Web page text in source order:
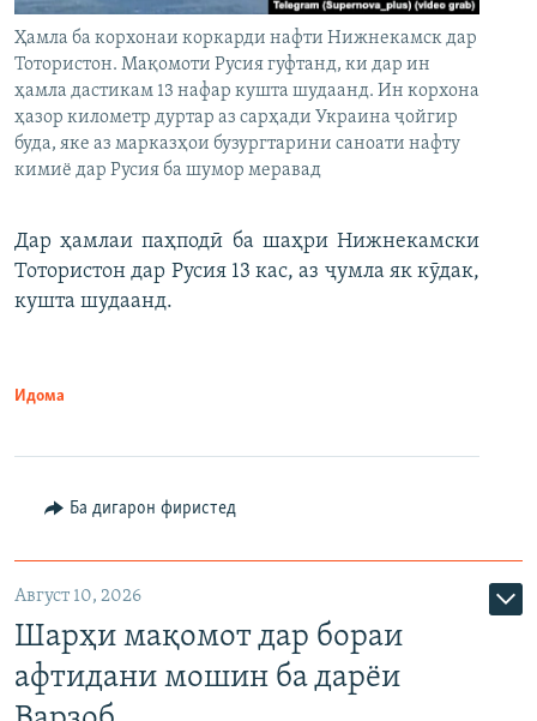
Ҳамла ба корхонаи коркарди нафти Нижнекамск дар
Тотористон. Мақомоти Русия гуфтанд, ки дар ин
ҳамла дастикам 13 нафар кушта шудаанд. Ин корхона
ҳазор километр дуртар аз сарҳади Украина ҷойгир
буда, яке аз марказҳои бузургтарини саноати нафту
кимиё дар Русия ба шумор меравад
Дар ҳамлаи паҳподӣ ба шаҳри Нижнекамски
Тотористон дар Русия 13 кас, аз ҷумла як кӯдак,
кушта шудаанд.
Идома
Ба дигарон фиристед
Август 10, 2026
Шарҳи мақомот дар бораи
афтидани мошин ба дарёи